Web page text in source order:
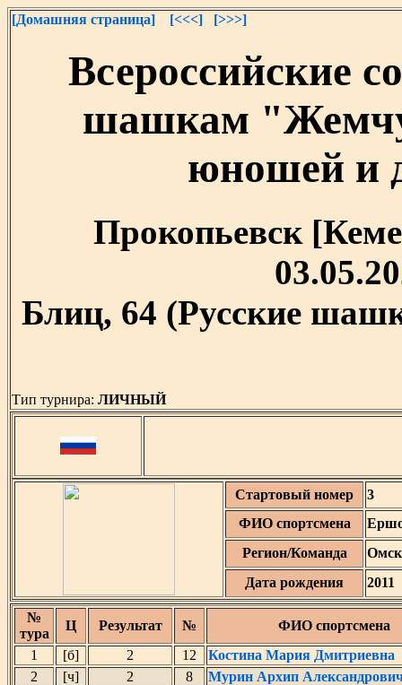
[Домашняя страница] [<<<] [>>>]
Всероссийские
шашкам
юношей и
Прокопьевск
Блиц, 64 (Русские
Тип турнира: ЛИЧНЫЙ
Стартовый номер
3
ФИО спортсмена
Регион/Команда
Дата рождения
2011
№
тура
Ц Результат №
ФИО спортсмена
1
[б] 2 12
Костина Мария Дмитриевна
2
[ч] 2 8
Мурин Архип